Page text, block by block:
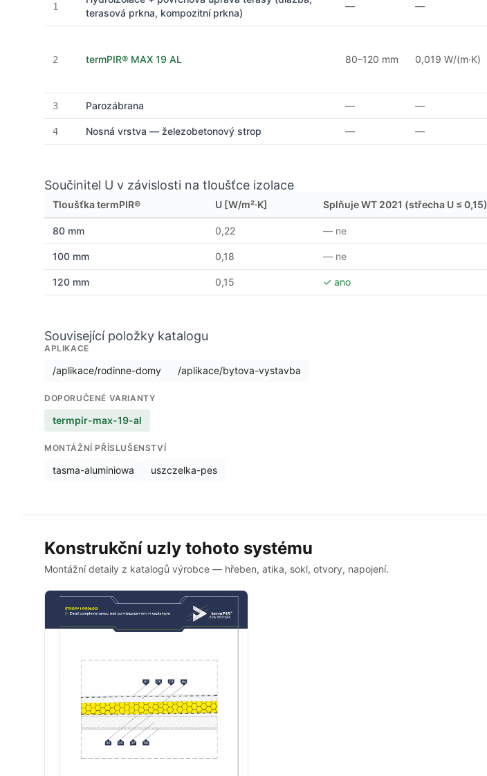
1
terasová prkna, kompozitní prkna)
— —
2 termPIR® MAX 19 AL 80–120 mm 0,019 W/(m·K)
3 Parozábrana — —
4 Nosná vrstva — železobetonový strop — —
Součinitel U v závislosti na tloušťce izolace
Tloušťka termPIR® U [W/m²·K] Splňuje WT 2021 (střecha U ≤ 0,15)
80 mm 0,22 — ne
100 mm 0,18 — ne
120 mm 0,15 ✓ ano
Související položky katalogu
APLIKACE
/aplikace/rodinne-domy /aplikace/bytova-vystavba
DOPORUČENÉ VARIANTY
termpir-max-19-al
MONTÁŽNÍ PŘÍSLUŠENSTVÍ
tasma-aluminiowa uszczelka-pes
Konstrukční uzly tohoto systému
Montážní detaily z katalogů výrobce — hřeben, atika, sokl, otvory, napojení.